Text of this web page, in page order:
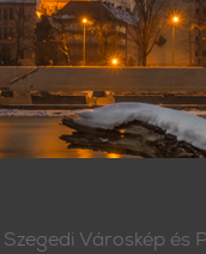
Szegedi Városkép és